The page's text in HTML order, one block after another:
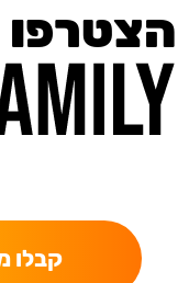
הצטרפו
קבלו